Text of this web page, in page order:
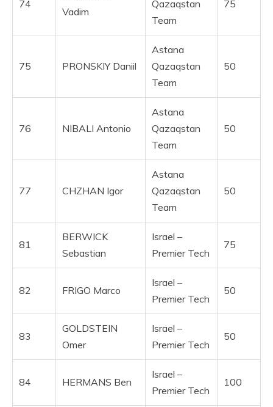
74
Vadim
Qazaqstan
Team
75
75 PRONSKIY Daniil
Astana
Qazaqstan
Team
50
76 NIBALI Antonio
Astana
Qazaqstan
Team
50
77 CHZHAN Igor
Astana
Qazaqstan
Team
50
81
BERWICK
Sebastian
Israel –
Premier Tech
75
82 FRIGO Marco
Israel –
Premier Tech
50
83
GOLDSTEIN
Omer
Israel –
Premier Tech
50
84 HERMANS Ben
Israel –
Premier Tech
100